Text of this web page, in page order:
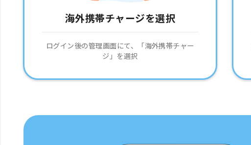
海外携帯チャージを選択
ログイン後の管理画面にて、「海外携帯チャー
ジ」を選択